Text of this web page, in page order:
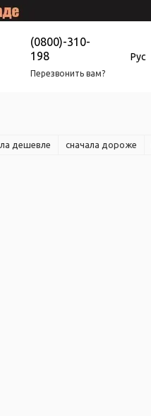
(0800)-310-
198
Перезвонить вам?
Рус
дешевле сначала дороже